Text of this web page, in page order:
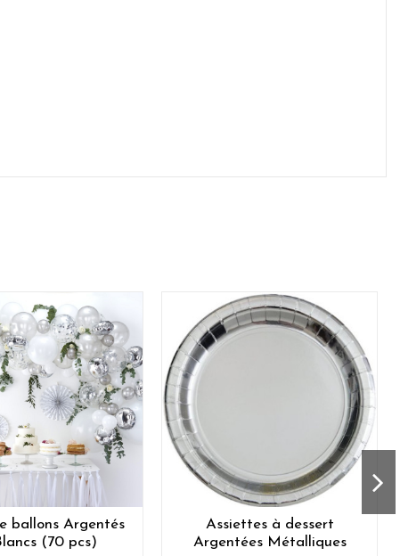
ballons Argentés
(70 pcs)
Assiettes à dessert
Argentées Métalliques